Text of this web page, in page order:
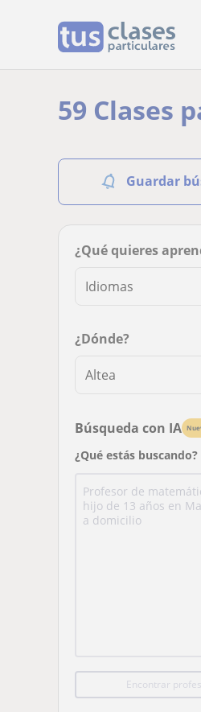
59 Clases
Guardar
¿Qué quieres
¿Dónde?
Búsqueda con IA
¿Qué estás buscando?
Encontrar